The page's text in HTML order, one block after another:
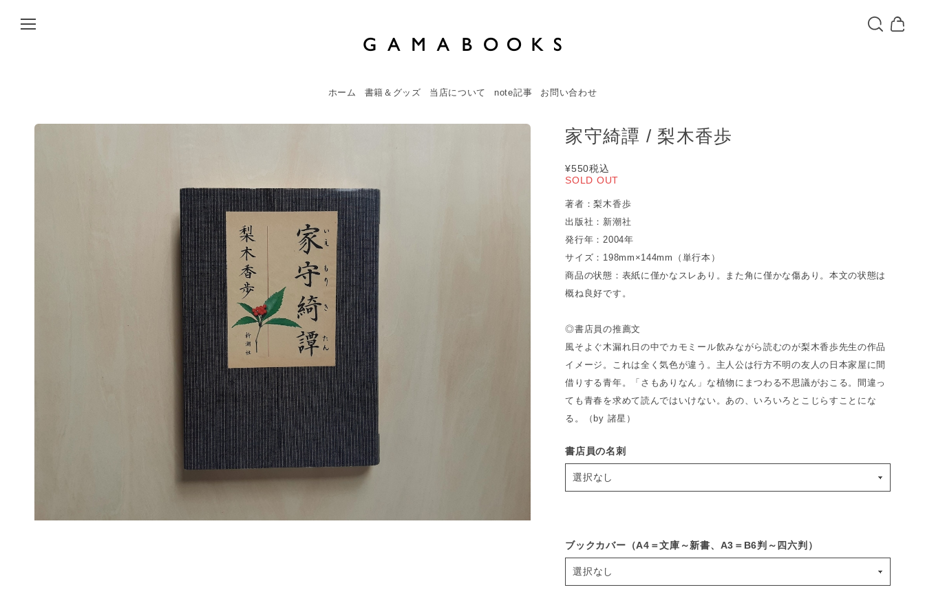
ホーム 書籍＆グッズ 当店について note記事 お問い合わせ
家守綺譚 / 梨木香歩
¥550税込
SOLD OUT
著者：梨木香歩
出版社：新潮社
発行年：2004年
サイズ：198mm×144mm（単行本）
商品の状態：表紙に僅かなスレあり。また角に僅かな傷あり。本文の状態は
概ね良好です。
◎書店員の推薦文
風そよぐ木漏れ日の中でカモミール飲みながら読むのが梨木香歩先生の作品
イメージ。これは全く気色が違う。主人公は行方不明の友人の日本家屋に間
借りする青年。「さもありなん」な植物にまつわる不思議がおこる。間違っ
ても青春を求めて読んではいけない。あの、いろいろとこじらすことにな
る。（by 諸星）
書店員の名刺
ブックカバー（A4＝文庫～新書、A3＝B6判～四六判）